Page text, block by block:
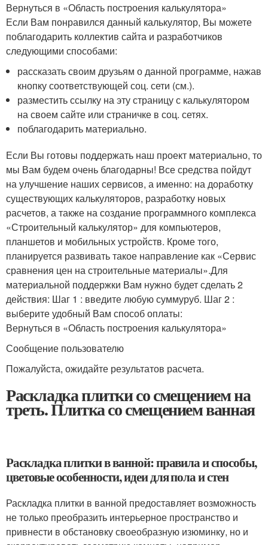
Вернуться в «Область построения калькулятора»
Если Вам понравился данный калькулятор, Вы можете
поблагодарить коллектив сайта и разработчиков
следующими способами:
рассказать своим друзьям о данной программе, нажав
кнопку соответствующей соц. сети (см.).
разместить ссылку на эту страницу с калькулятором
на своем сайте или страничке в соц. сетях.
поблагодарить материально.
Если Вы готовы поддержать наш проект материально, то
мы Вам будем очень благодарны! Все средства пойдут
на улучшение наших сервисов, а именно: на доработку
существующих калькуляторов, разработку новых
расчетов, а также на создание программного комплекса
«Строительный калькулятор» для компьютеров,
планшетов и мобильных устройств. Кроме того,
планируется развивать такое направление как «Сервис
сравнения цен на строительные материалы».Для
материальной поддержки Вам нужно будет сделать 2
действия: Шаг 1 : введите любую суммуруб. Шаг 2 :
выберите удобный Вам способ оплаты:
Вернуться в «Область построения калькулятора»
Сообщение пользователю
Пожалуйста, ожидайте результатов расчета.
Раскладка плитки со смещением на
треть. Плитка со смещением ванная
Раскладка плитки в ванной: правила и способы,
цветовые особенности, идеи для пола и стен
Раскладка плитки в ванной предоставляет возможность
не только преобразить интерьерное пространство и
привнести в обстановку своеобразную изюминку, но и